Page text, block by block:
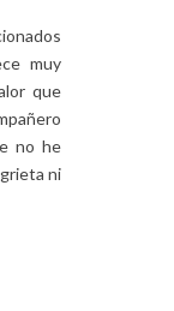
muy
que
no he
ni